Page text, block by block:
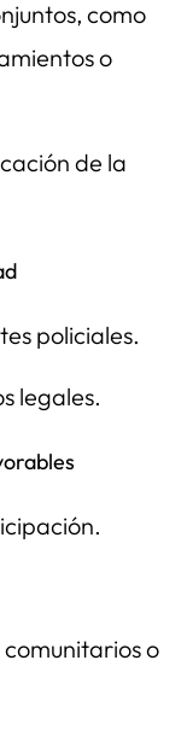
como
o
de la
policiales.
legales.
o